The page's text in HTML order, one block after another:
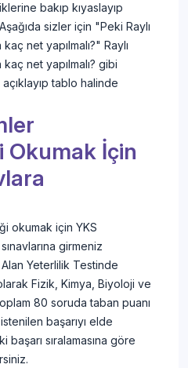
bakıp kıyaslayıp
sizler için "Peki Raylı
net yapılmalı?" Raylı
net yapılmalı? gibi
açıklayıp tablo halinde
Okumak İçin
okumak için YKS
girmeniz
Yeterlilik Testinde
Fizik, Kimya, Biyoloji ve
80 soruda taban puanı
başarıyı elde
başarı sıralamasına göre